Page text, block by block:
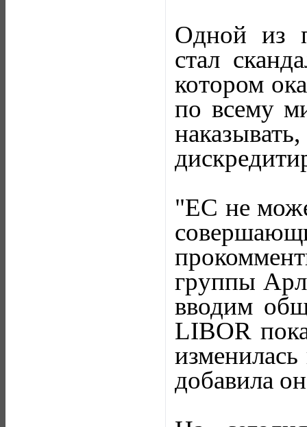
Одной из
стал
котором
по всему
"ЕС не
группы
вводим
LIBOR
добавила